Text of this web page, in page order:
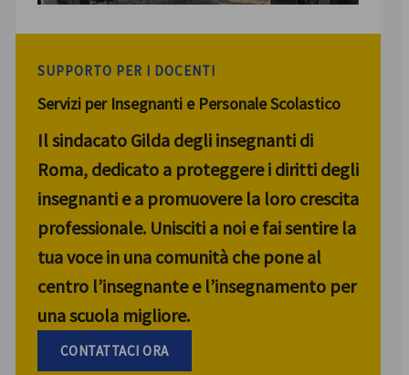
SUPPORTO PER I DOCENTI
Servizi per Insegnanti e Personale Scolastico
Il sindacato Gilda degli insegnanti di
Roma, dedicato a proteggere i diritti degli
insegnanti e a promuovere la loro crescita
professionale. Unisciti a noi e fai sentire la
tua voce in una comunità che pone al
centro l’insegnante e l’insegnamento per
una scuola migliore.
CONTATTACI ORA